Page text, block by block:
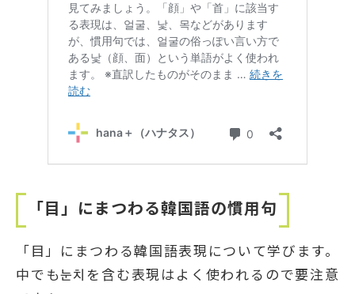
「目」にまつわる韓国語の慣用句
「目」にまつわる韓国語表現について学びます。
中でも눈치を含む表現はよく使われるので要注意